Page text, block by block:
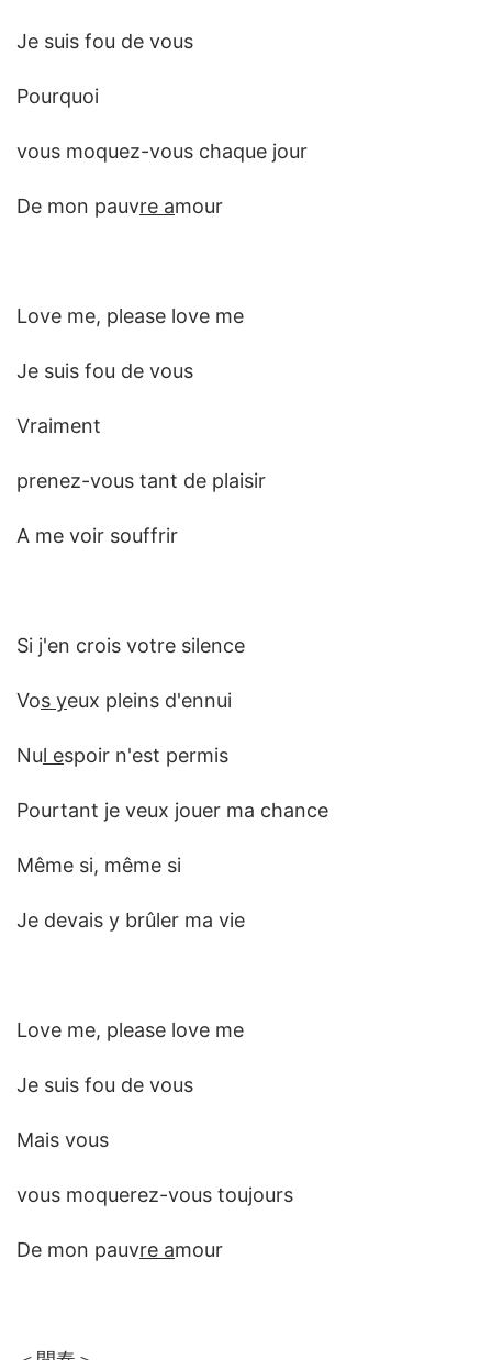
Je suis fou de vous
Pourquoi
vous moquez-vous chaque jour
De mon pauvre amour
Love me, please love me
Je suis fou de vous
Vraiment
prenez-vous tant de plaisir
A me voir souffrir
Si j'en crois votre silence
Vos yeux pleins d'ennui
Nul espoir n'est permis
Pourtant je veux jouer ma chance
Même si, même si
Je devais y brûler ma vie
Love me, please love me
Je suis fou de vous
Mais vous
vous moquerez-vous toujours
De mon pauvre amour